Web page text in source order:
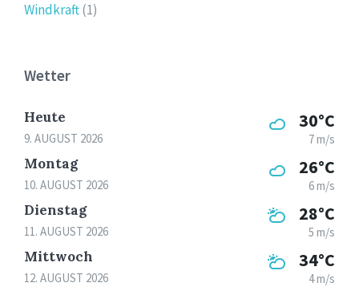
Windkraft(1)
Wetter
Heute
9. AUGUST 2026
30°C
7 m/s
Montag
10. AUGUST 2026
26°C
6 m/s
Dienstag
11. AUGUST 2026
28°C
5 m/s
Mittwoch
12. AUGUST 2026
34°C
4 m/s